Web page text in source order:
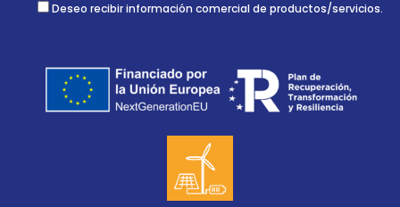
Deseo recibir información comercial de productos/servicios.